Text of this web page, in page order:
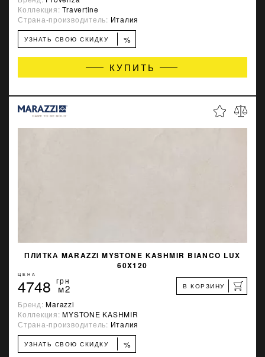
Коллекция:Travertine
Страна-производитель: Италия
УЗНАТЬ СВОЮ СКИДКУ %
КУПИТЬ
ПЛИТКА MARAZZI MYSTONE KASHMIR BIANCO LUX
60X120
ЦЕНА
4748 грн
м2 В КОРЗИНУ
Бренд:Marazzi
Коллекция:MYSTONE KASHMIR
Страна-производитель: Италия
УЗНАТЬ СВОЮ СКИДКУ %